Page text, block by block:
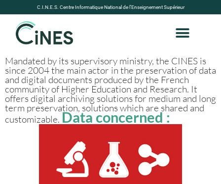
C.I.N.E.S. Centre Informatique National de l’Enseignement Supérieur
Mandated by its supervisory ministry, the CINES is
since 2004 the main actor in the preservation of data
and digital documents produced by the French
community of Higher Education and Research. It
offers digital archiving solutions for medium and long
term preservation, solutions which are shared and
customizable. Data concerned :